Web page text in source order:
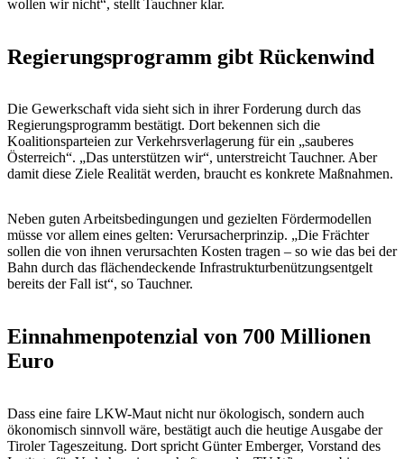
wollen wir nicht“, stellt Tauchner klar.
Regierungsprogramm gibt Rückenwind
Die Gewerkschaft vida sieht sich in ihrer Forderung durch das
Regierungsprogramm bestätigt. Dort bekennen sich die
Koalitionsparteien zur Verkehrsverlagerung für ein „sauberes
Österreich“. „Das unterstützen wir“, unterstreicht Tauchner. Aber
damit diese Ziele Realität werden, braucht es konkrete Maßnahmen.
Neben guten Arbeitsbedingungen und gezielten Fördermodellen
müsse vor allem eines gelten: Verursacherprinzip. „Die Frächter
sollen die von ihnen verursachten Kosten tragen – so wie das bei der
Bahn durch das flächendeckende Infrastrukturbenützungsentgelt
bereits der Fall ist“, so Tauchner.
Einnahmenpotenzial von 700 Millionen
Euro
Dass eine faire LKW-Maut nicht nur ökologisch, sondern auch
ökonomisch sinnvoll wäre, bestätigt auch die heutige Ausgabe der
Tiroler Tageszeitung. Dort spricht Günter Emberger, Vorstand des